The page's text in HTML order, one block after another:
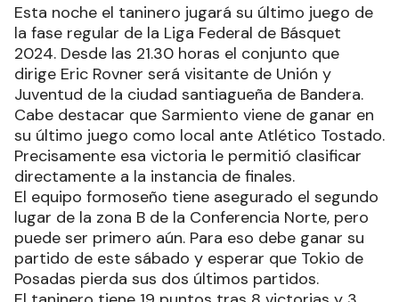
Esta noche el taninero jugará su último juego de
la fase regular de la Liga Federal de Básquet
2024. Desde las 21.30 horas el conjunto que
dirige Eric Rovner será visitante de Unión y
Juventud de la ciudad santiagueña de Bandera.
Cabe destacar que Sarmiento viene de ganar en
su último juego como local ante Atlético Tostado.
Precisamente esa victoria le permitió clasificar
directamente a la instancia de finales.
El equipo formoseño tiene asegurado el segundo
lugar de la zona B de la Conferencia Norte, pero
puede ser primero aún. Para eso debe ganar su
partido de este sábado y esperar que Tokio de
Posadas pierda sus dos últimos partidos.